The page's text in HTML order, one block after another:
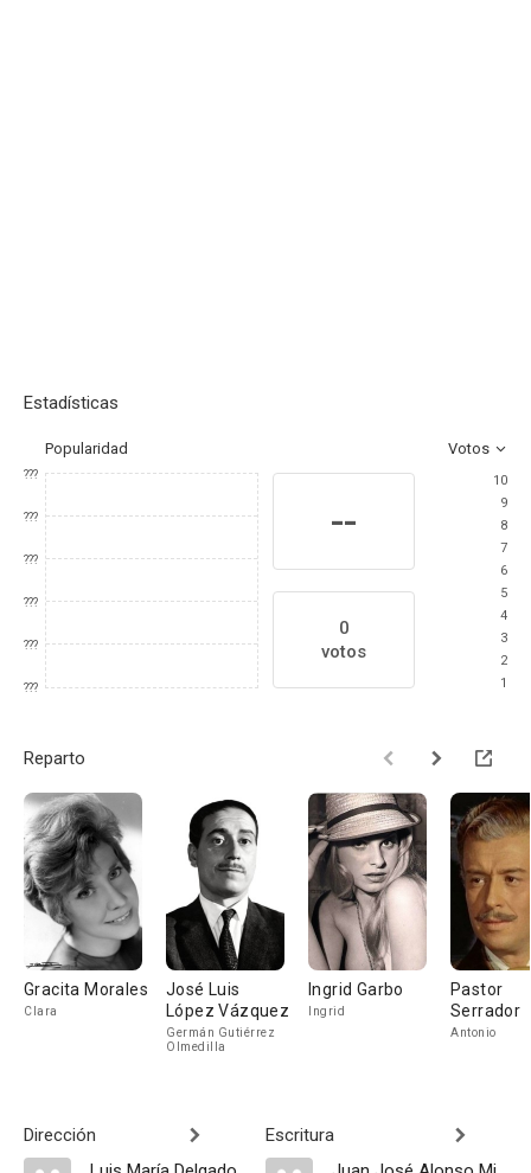
Estadísticas
Popularidad Votos
???
???
???
???
???
???
--
0
votos
10
9
8
7
6
5
4
3
2
1
Reparto
Gracita Morales
Clara
José Luis
López Vázquez
Germán Gutiérrez
Olmedilla
Ingrid Garbo
Ingrid
Pastor
Serrador
Antonio
Dirección
Escritura